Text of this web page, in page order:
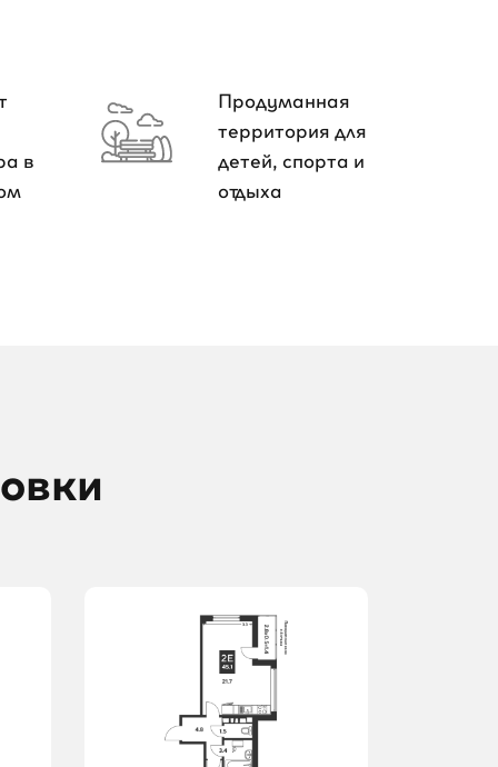
в
Продуманная
территория для
детей, спорта и
отдыха